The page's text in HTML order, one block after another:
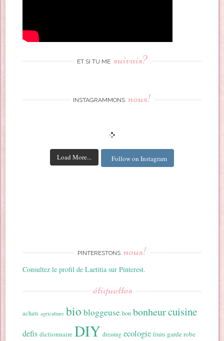
ET SI TU ME suivais?
INSTAGRAMMONS nous!
Load More... Follow on Instagram
PINTERESTONS nous!
Consultez le profil de Laetitia sur Pinterest.
étiquettes
achats agriculture bio bloggeuse bon bonheurcuisine
defis dictionnaire DIY dressing ecologie fruits garde robe